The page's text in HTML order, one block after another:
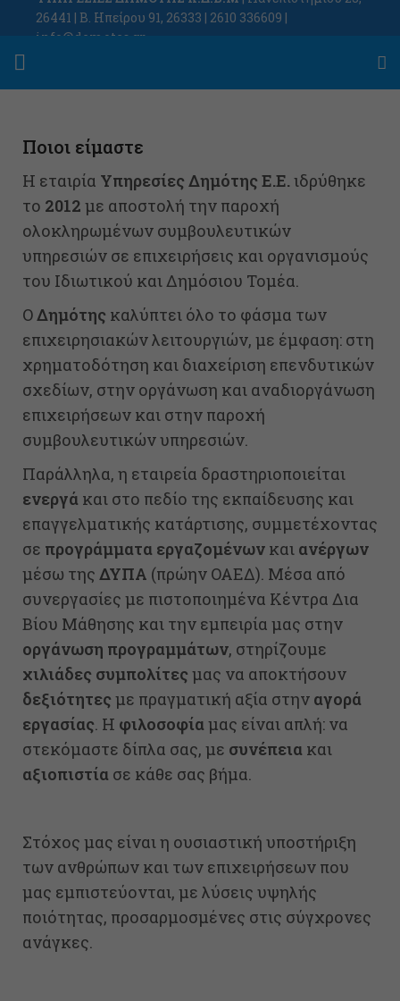
Ποιοι είμαστε
Η εταιρία Υπηρεσίες Δημότης Ε.Ε.ιδρύθηκε
το 2012 με αποστολή την παροχή
ολοκληρωμένων συμβουλευτικών
υπηρεσιών σε επιχειρήσεις και οργανισμούς
του Ιδιωτικού και Δημόσιου Τομέα.
ΟΔημότης καλύπτει όλο το φάσμα των
επιχειρησιακών λειτουργιών, με έμφαση: στη
χρηματοδότηση και διαχείριση επενδυτικών
σχεδίων, στην οργάνωση και αναδιοργάνωση
επιχειρήσεων και στην παροχή
συμβουλευτικών υπηρεσιών.
Παράλληλα, η εταιρεία δραστηριοποιείται
ενεργά και στο πεδίο της εκπαίδευσης και
επαγγελματικής κατάρτισης, συμμετέχοντας
σε προγράμματα εργαζομένων και ανέργων
μέσω της ΔΥΠΑ (πρώην ΟΑΕΔ). Μέσα από
συνεργασίες με πιστοποιημένα Κέντρα Δια
Βίου Μάθησης και την εμπειρία μας στην
οργάνωση προγραμμάτων, στηρίζουμε
χιλιάδες συμπολίτες μας να αποκτήσουν
δεξιότητες με πραγματική αξία στην αγορά
εργασίας. Η φιλοσοφία μας είναι απλή: να
στεκόμαστε δίπλα σας, με συνέπεια και
αξιοπιστία σε κάθε σας βήμα.
Στόχος μας είναι η ουσιαστική υποστήριξη
των ανθρώπων και των επιχειρήσεων που
μας εμπιστεύονται, με λύσεις υψηλής
ποιότητας, προσαρμοσμένες στις σύγχρονες
ανάγκες.
26441 | Β. Ηπείρου 91, 26333 | 2610 336609 |
info@demotes.gr